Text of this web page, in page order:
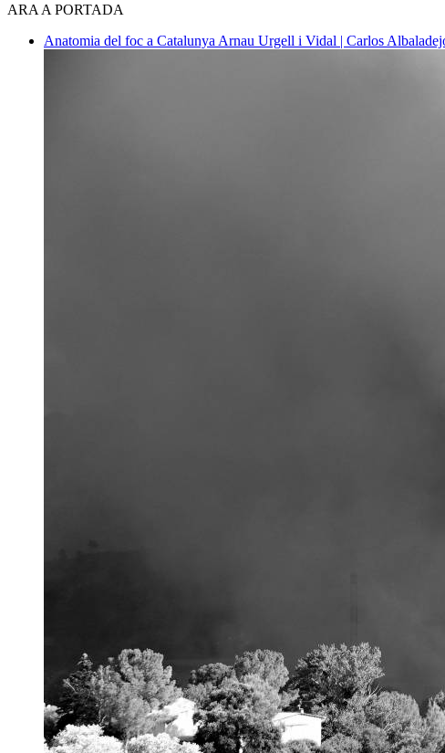
ARA A PORTADA
Anatomia del foc a Catalunya Arnau Urgell i Vidal | Carlos